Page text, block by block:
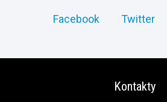
Facebook Twitter
Kontakty